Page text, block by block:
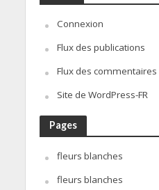
Connexion
Flux des publications
Flux des commentaires
Site de WordPress-FR
Pages
fleurs blanches
fleurs blanches